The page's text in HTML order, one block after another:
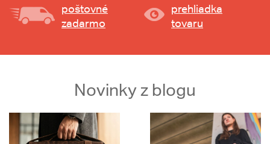
poštovné
zadarmo
prehliadka
tovaru
Novinky z blogu